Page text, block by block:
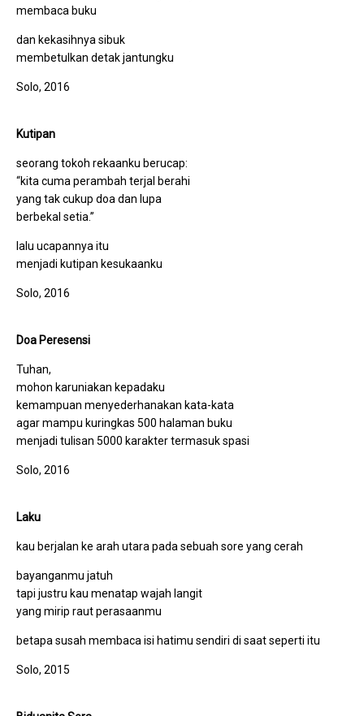
membaca buku
dan kekasihnya sibuk
membetulkan detak jantungku
Solo, 2016
Kutipan
seorang tokoh rekaanku berucap:
“kita cuma perambah terjal berahi
yang tak cukup doa dan lupa
berbekal setia.”
lalu ucapannya itu
menjadi kutipan kesukaanku
Solo, 2016
Doa Peresensi
Tuhan,
mohon karuniakan kepadaku
kemampuan menyederhanakan kata-kata
agar mampu kuringkas 500 halaman buku
menjadi tulisan 5000 karakter termasuk spasi
Solo, 2016
Laku
kau berjalan ke arah utara pada sebuah sore yang cerah
bayanganmu jatuh
tapi justru kau menatap wajah langit
yang mirip raut perasaanmu
betapa susah membaca isi hatimu sendiri di saat seperti itu
Solo, 2015